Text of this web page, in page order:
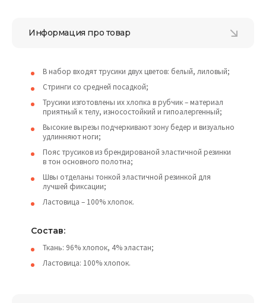
Информация про товар
В набор входят трусики двух цветов: белый, лиловый;
Стринги со средней посадкой;
Трусики изготовлены их хлопка в рубчик – материал
приятный к телу, износостойкий и гипоалергенный;
Высокие вырезы подчеркивают зону бедер и визуально
удлинняют ноги;
Пояс трусиков из брендированой эластичной резинки
в тон основного полотна;
Швы отделаны тонкой эластичной резинкой для
лучшей фиксации;
Ластовица – 100% хлопок.
Состав:
Ткань: 96% хлопок, 4% эластан;
Ластовица: 100% хлопок.